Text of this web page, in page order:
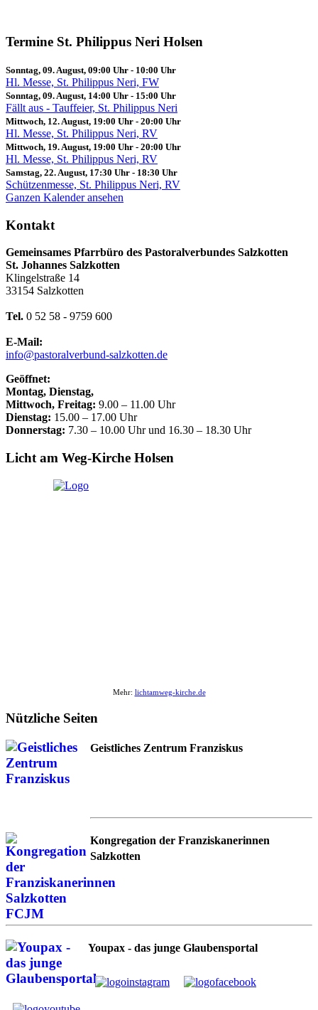
Termine St. Philippus Neri Holsen
Sonntag, 09. August, 09:00 Uhr - 10:00 Uhr
Hl. Messe, St. Philippus Neri, FW
Sonntag, 09. August, 14:00 Uhr - 15:00 Uhr
Fällt aus - Tauffeier, St. Philippus Neri
Mittwoch, 12. August, 19:00 Uhr - 20:00 Uhr
Hl. Messe, St. Philippus Neri, RV
Mittwoch, 19. August, 19:00 Uhr - 20:00 Uhr
Hl. Messe, St. Philippus Neri, RV
Samstag, 22. August, 17:30 Uhr - 18:30 Uhr
Schützenmesse, St. Philippus Neri, RV
Ganzen Kalender ansehen
Kontakt
Gemeinsames Pfarrbüro des Pastoralverbundes Salzkotten
St. Johannes Salzkotten
Klingelstraße 14
33154 Salzkotten
Tel. 0 52 58 - 9759 600
E-Mail:
info@pastoralverbund-salzkotten.de
Geöffnet:
Montag, Dienstag,
Mittwoch, Freitag: 9.00 – 11.00 Uhr
Dienstag: 15.00 – 17.00 Uhr
Donnerstag: 7.30 – 10.00 Uhr und 16.30 – 18.30 Uhr
Licht am Weg-Kirche Holsen
Mehr: lichtamweg-kirche.de
Nützliche Seiten
Geistliches Zentrum Franziskus
Kongregation der Franziskanerinnen
Salzkotten
Youpax - das junge Glaubensportal